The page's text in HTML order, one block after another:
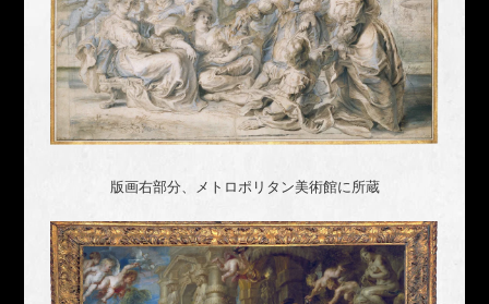
版画右部分、メトロポリタン美術館に所蔵